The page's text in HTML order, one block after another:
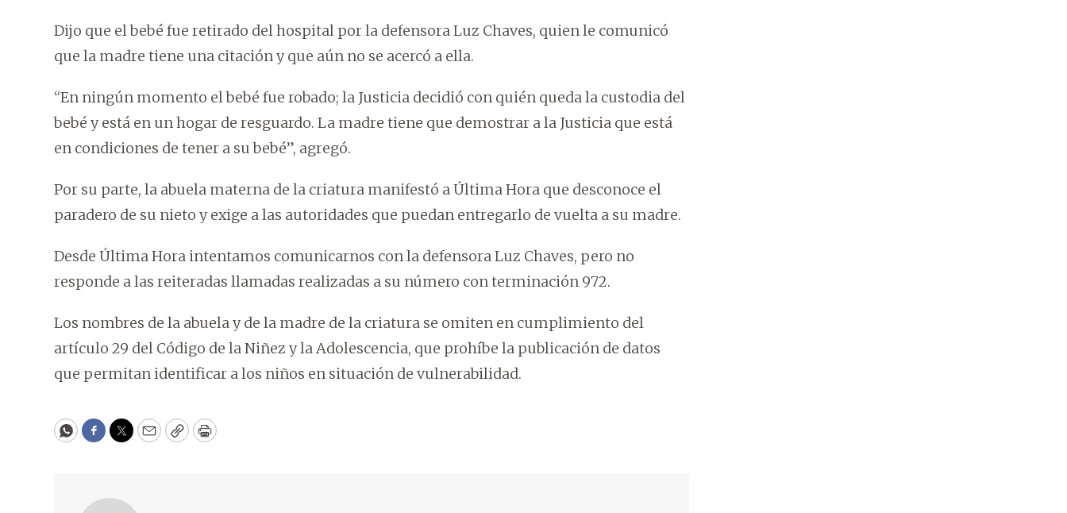
Dijo que el bebé fue retirado del hospital por la defensora Luz Chaves, quien le comunicó
que la madre tiene una citación y que aún no se acercó a ella.
“En ningún momento el bebé fue robado; la Justicia decidió con quién queda la custodia del
bebé y está en un hogar de resguardo. La madre tiene que demostrar a la Justicia que está
en condiciones de tener a su bebé”, agregó.
Por su parte, la abuela materna de la criatura manifestó a Última Hora que desconoce el
paradero de su nieto y exige a las autoridades que puedan entregarlo de vuelta a su madre.
Desde Última Hora intentamos comunicarnos con la defensora Luz Chaves, pero no
responde a las reiteradas llamadas realizadas a su número con terminación 972.
Los nombres de la abuela y de la madre de la criatura se omiten en cumplimiento del
artículo 29 del Código de la Niñez y la Adolescencia, que prohíbe la publicación de datos
que permitan identificar a los niños en situación de vulnerabilidad.
WhatsApp
Facebook
Twitter
EmailCopyPrint